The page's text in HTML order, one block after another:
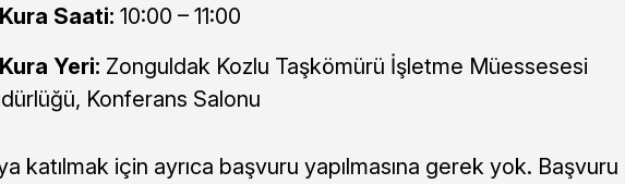
Kura Saati: 10:00 – 11:00
Kura Yeri: Zonguldak Kozlu Taşkömürü İşletme Müessesesi
Konferans Salonu
katılmak için ayrıca başvuru yapılmasına gerek yok. Başvuru